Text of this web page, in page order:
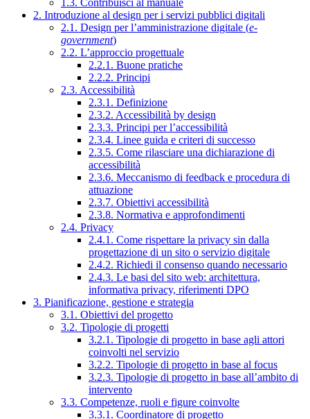
1.3. Contribuisci al manuale
2. Introduzione al design per i servizi pubblici digitali
2.1. Design per l’amministrazione digitale (e-
government)
2.2. L’approccio progettuale
2.2.1. Buone pratiche
2.2.2. Principi
2.3. Accessibilità
2.3.1. Definizione
2.3.2. Accessibilità by design
2.3.3. Principi per l’accessibilità
2.3.4. Linee guida e criteri di successo
2.3.5. Come rilasciare una dichiarazione di
accessibilità
2.3.6. Meccanismo di feedback e procedura di
attuazione
2.3.7. Obiettivi accessibilità
2.3.8. Normativa e approfondimenti
2.4. Privacy
2.4.1. Come rispettare la privacy sin dalla
progettazione di un sito o servizio digitale
2.4.2. Richiedi il consenso quando necessario
2.4.3. Le basi del sito web: architettura,
informativa privacy, riferimenti DPO
3. Pianificazione, gestione e strategia
3.1. Obiettivi del progetto
3.2. Tipologie di progetti
3.2.1. Tipologie di progetto in base agli attori
coinvolti nel servizio
3.2.2. Tipologie di progetto in base al focus
3.2.3. Tipologie di progetto in base all’ambito di
intervento
3.3. Competenze, ruoli e figure coinvolte
3.3.1. Coordinatore di progetto